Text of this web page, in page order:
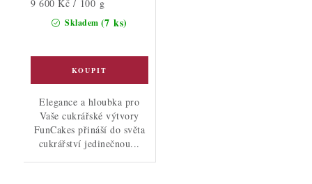
Skladem (7 ks)
9 600 Kč / 100 g
Elegance a hloubka pro
Vaše cukrářské výtvory
FunCakes přináší do světa
cukrářství jedinečnou...